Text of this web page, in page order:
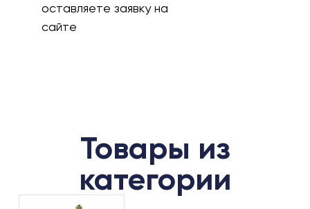
оставляете заявку на
сайте
Товары из
категории